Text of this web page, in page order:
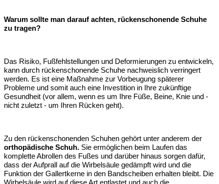
Warum sollte man darauf achten, rückenschonende Schuhe
zu tragen?
Das Risiko, Fußfehlstellungen und Deformierungen zu entwickeln,
kann durch rückenschonende Schuhe nachweislich verringert
werden. Es ist eine Maßnahme zur Vorbeugung späterer
Probleme und somit auch eine Investition in Ihre zukünftige
Gesundheit (vor allem, wenn es um Ihre Füße, Beine, Knie und -
nicht zuletzt - um Ihren Rücken geht).
Zu den rückenschonenden Schuhen gehört unter anderem der
orthopädische Schuh. Sie ermöglichen beim Laufen das
komplette Abrollen des Fußes und darüber hinaus sorgen dafür,
dass der Aufprall auf die Wirbelsäule gedämpft wird und die
Funktion der Gallertkerne in den Bandscheiben erhalten bleibt. Die
Wirbelsäule wird auf diese Art entlastet und auch die